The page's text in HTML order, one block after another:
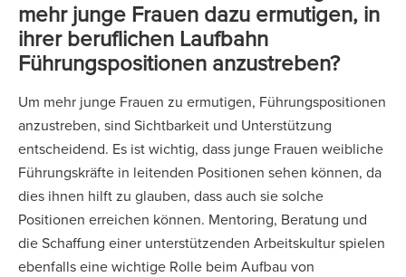
mehr junge Frauen dazu ermutigen, in
ihrer beruflichen Laufbahn
Führungspositionen anzustreben?
Um mehr junge Frauen zu ermutigen, Führungspositionen
anzustreben, sind Sichtbarkeit und Unterstützung
entscheidend. Es ist wichtig, dass junge Frauen weibliche
Führungskräfte in leitenden Positionen sehen können, da
dies ihnen hilft zu glauben, dass auch sie solche
Positionen erreichen können. Mentoring, Beratung und
die Schaffung einer unterstützenden Arbeitskultur spielen
ebenfalls eine wichtige Rolle beim Aufbau von